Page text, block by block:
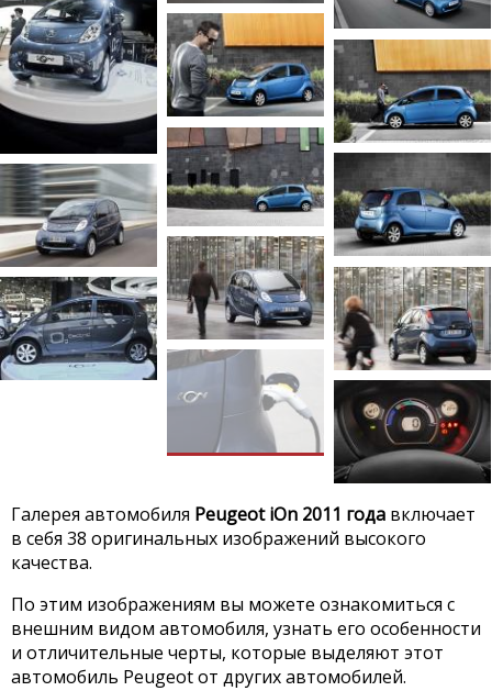
Галерея автомобиля Peugeot iOn 2011 года включает
в себя 38 оригинальных изображений высокого
качества.
По этим изображениям вы можете ознакомиться с
внешним видом автомобиля, узнать его особенности
и отличительные черты, которые выделяют этот
автомобиль Peugeot от других автомобилей.